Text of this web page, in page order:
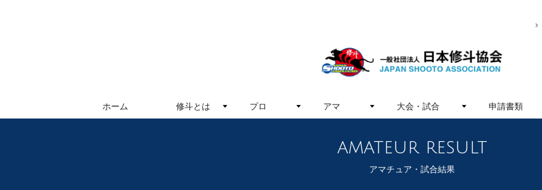
ホーム 修斗とは プロ アマ 大会・試合 申請書類
amateur result
アマチュア・試合結果